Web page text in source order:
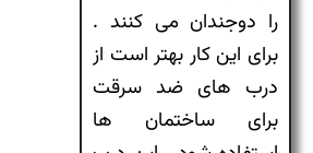
را دوجندان می کنند .
برای این کار بهتر است از
درب های ضد سرقت
برای ساختمان ها